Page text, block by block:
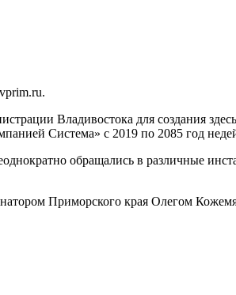
Владивостока для создания
Система» с 2019 по 2085 год
обращались в различные
Приморского края Олегом